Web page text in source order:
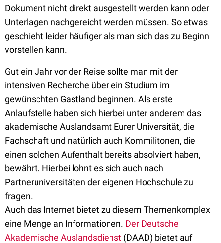
Dokument nicht direkt ausgestellt werden kann oder
Unterlagen nachgereicht werden müssen. So etwas
geschieht leider häufiger als man sich das zu Beginn
vorstellen kann.
Gut ein Jahr vor der Reise sollte man mit der
intensiven Recherche über ein Studium im
gewünschten Gastland beginnen. Als erste
Anlaufstelle haben sich hierbei unter anderem das
akademische Auslandsamt Eurer Universität, die
Fachschaft und natürlich auch Kommilitonen, die
einen solchen Aufenthalt bereits absolviert haben,
bewährt. Hierbei lohnt es sich auch nach
Partneruniversitäten der eigenen Hochschule zu
fragen.
Auch das Internet bietet zu diesem Themenkomplex
eine Menge an Informationen. Der Deutsche
Akademische Auslandsdienst (DAAD) bietet auf